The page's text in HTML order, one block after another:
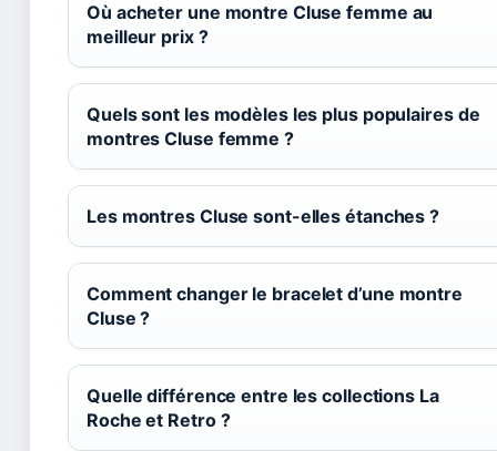
Où acheter une montre Cluse femme au
meilleur prix ?
Quels sont les modèles les plus populaires de
montres Cluse femme ?
Les montres Cluse sont-elles étanches ?
Comment changer le bracelet d’une montre
Cluse ?
Quelle différence entre les collections La
Roche et Retro ?